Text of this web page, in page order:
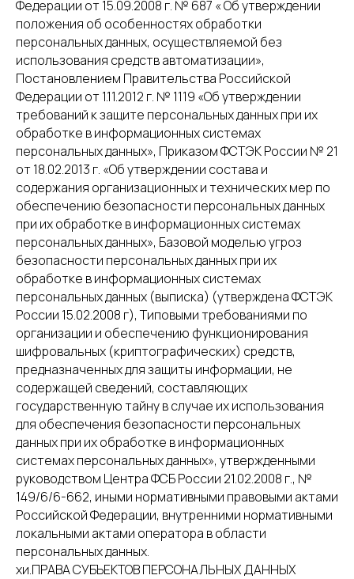
Федерации от 15.09.2008 г. № 687 « Об утверждении
положения об особенностях обработки
персональных данных, осуществляемой без
использования средств автоматизации»,
Постановлением Правительства Российской
Федерации от 1.11.2012 г. № 1119 «Об утверждении
требований к защите персональных данных при их
обработке в информационных системах
персональных данных», Приказом ФСТЭК России № 21
от 18.02.2013 г. «Об утверждении состава и
содержания организационных и технических мер по
обеспечению безопасности персональных данных
при их обработке в информационных системах
персональных данных», Базовой моделью угроз
безопасности персональных данных при их
обработке в информационных системах
персональных данных (выписка) (утверждена ФСТЭК
России 15.02.2008 г), Типовыми требованиями по
организации и обеспечению функционирования
шифровальных (криптографических) средств,
предназначенных для защиты информации, не
содержащей сведений, составляющих
государственную тайну в случае их использования
для обеспечения безопасности персональных
данных при их обработке в информационных
системах персональных данных», утвержденными
руководством Центра ФСБ России 21.02.2008 г., №
149/6/6-662, иными нормативными правовыми актами
Российской Федерации, внутренними нормативными
локальными актами оператора в области
персональных данных.
хи.ПРАВА СУБЪЕКТОВ ПЕРСОНАЛЬНЫХ ДАННЫХ